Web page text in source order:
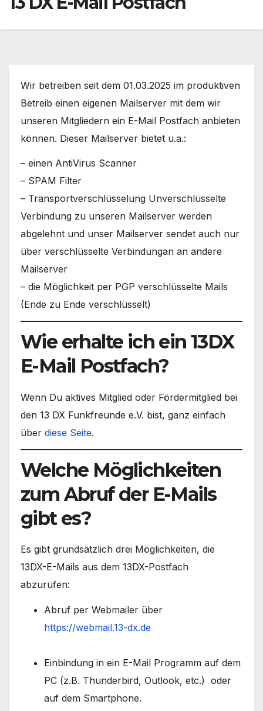
Wir betreiben seit dem 01.03.2025 im produktiven
Betreib einen eigenen Mailserver mit dem wir
unseren Mitgliedern ein E-Mail Postfach anbieten
können. Dieser Mailserver bietet u.a.:
– einen AntiVirus Scanner
– SPAM Filter
– Transportverschlüsselung Unverschlüsselte
Verbindung zu unseren Mailserver werden
abgelehnt und unser Mailserver sendet auch nur
über verschlüsselte Verbindungan an andere
Mailserver
– die Möglichkeit per PGP verschlüsselte Mails
(Ende zu Ende verschlüsselt)
Wie erhalte ich ein 13DX
E-Mail Postfach?
Wenn Du aktives Mitglied oder Fördermitglied bei
den 13 DX Funkfreunde e.V. bist, ganz einfach
über diese Seite.
Welche Möglichkeiten
zum Abruf der E-Mails
gibt es?
Es gibt grundsätzlich drei Möglichkeiten, die
13DX-E-Mails aus dem 13DX-Postfach
abzurufen:
Abruf per Webmailer über
https://webmail.13-dx.de
Einbindung in ein E-Mail Programm auf dem
PC (z.B. Thunderbird, Outlook, etc.) oder
auf dem Smartphone.